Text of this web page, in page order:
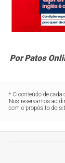
Por Patos
* O conteúdo de cada
Nos reservamos ao
com o propósito do